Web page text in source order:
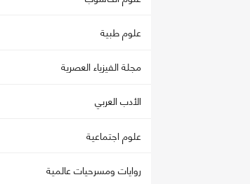
علوم طبية
مجلة الفيزياء العصرية
الأدب العربي
علوم اجتماعية
روايات ومسرحيات عالمية